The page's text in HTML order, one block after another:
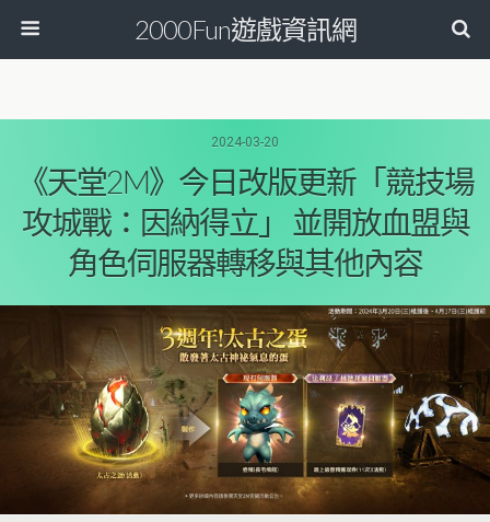
2000Fun遊戲資訊網
2024-03-20
《天堂2M》今日改版更新「競技場
攻城戰：因納得立」 並開放血盟與
角色伺服器轉移與其他內容